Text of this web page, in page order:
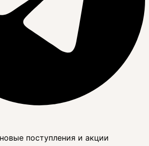
поступления и акции